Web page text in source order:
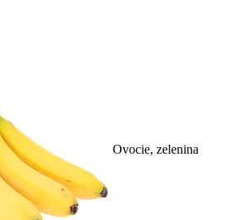
Ovocie, zelenina